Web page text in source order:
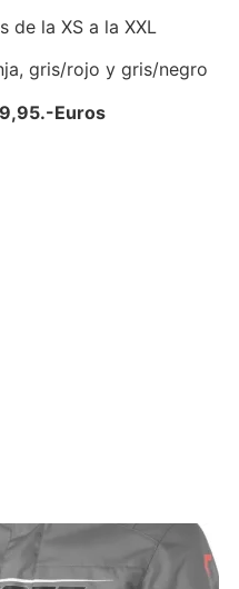
de la XS a la XXL
gris/rojo y gris/negro
Euros